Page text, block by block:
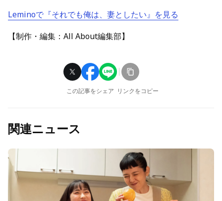
Leminoで『それでも俺は、妻としたい』を見る
【制作・編集：All About編集部】
この記事をシェア リンクをコピー
関連ニュース